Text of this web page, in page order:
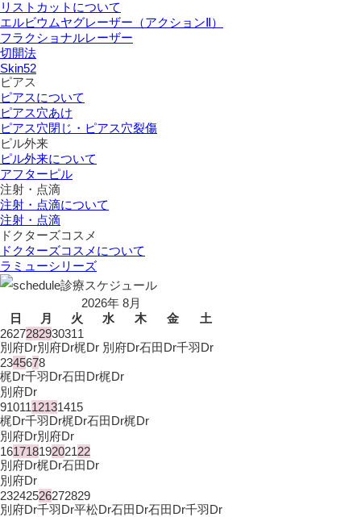
リストカットについて
エルビウムヤグレーザー（アクションⅡ）
フラクショナルレーザー
切開法
Skin52
ピアス
ピアスについて
ピアス穴あけ
ピアス穴閉じ・ピアス穴裂傷
ピル外来
ピル外来について
アフターピル
注射・点滴
注射・点滴について
注射・点滴
ドクターズコスメ
ドクターズコスメについて
ラミューシリーズ
診療スケジュール
2026年 8月
日
月 火 水 木 金
土
2627282930311
別府Dr別府Dr梶Dr 別府Dr石田Dr千羽Dr
2345678
梶Dr千羽Dr石田Dr梶Dr
別府Dr
9101112131415
梶Dr千羽Dr梶Dr石田Dr梶Dr
別府Dr別府Dr
16171819202122
別府Dr梶Dr石田Dr
別府Dr
23242526272829
別府Dr千羽Dr平松Dr石田Dr石田Dr千羽Dr